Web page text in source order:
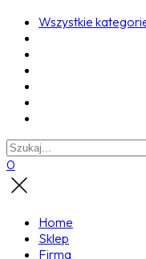
Wszystkie
0
Home
Sklep
Firma